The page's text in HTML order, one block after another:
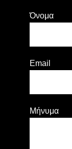
Όνομα
Email
Μήνυμα